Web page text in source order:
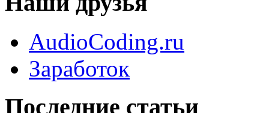
AudioCoding.ru
Заработок
Последние статьи